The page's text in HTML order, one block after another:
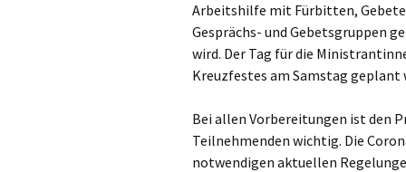
Arbeitshilfe mit Fürbitten,
Gesprächs- und Gebetsgruppen
wird. Der Tag für die
Kreuzfestes am Samstag geplant
Bei allen Vorbereitungen ist den
Teilnehmenden wichtig. Die
notwendigen aktuellen